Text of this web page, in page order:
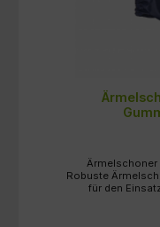
Ärmelschoner
Robuste
für den
sicheren Halt